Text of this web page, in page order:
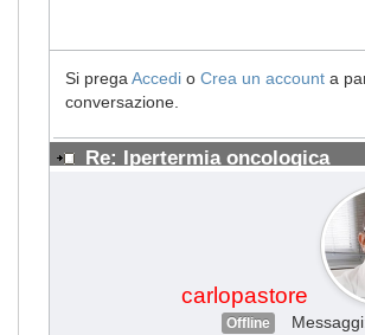
Si prega Accedi o Crea un account a
conversazione.
Re: Ipertermia oncologica
carlopastore
Offline